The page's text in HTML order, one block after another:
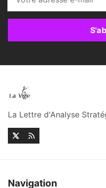
La Lettre d'Analyse
Navigation